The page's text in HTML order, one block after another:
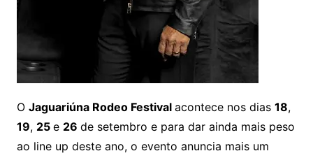
O Jaguariúna Rodeo Festival acontece nos dias 18,
19, 25 e 26 de setembro e para dar ainda mais peso
ao line up deste ano, o evento anuncia mais um